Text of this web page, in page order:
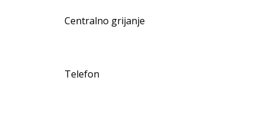
Centralno grijanje
Telefon